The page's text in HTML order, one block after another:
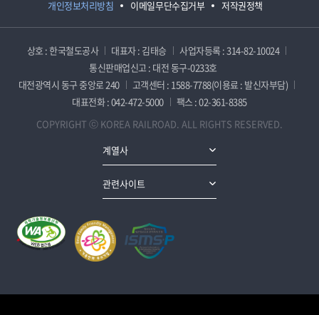
개인정보처리방침 이메일무단수집거부 저작권정책
상호 : 한국철도공사 대표자 : 김태승
사업자등록 : 314-82-10024
통신판매업신고 : 대전 동구-0233호
대전광역시 동구 중앙로 240
고객센터 : 1588-7788(이용료 : 발신자부담)
대표전화 : 042-472-5000
팩스 : 02-361-8385
COPYRIGHT ⓒ KOREA RAILROAD. ALL RIGHTS RESERVED.
계열사
관련사이트